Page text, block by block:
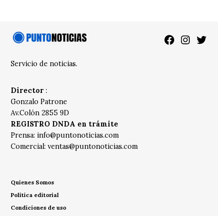
Facebook
Servicio de noticias.
Director :
Gonzalo Patrone
Av.Colón 2855 9D
REGISTRO DNDA en trámite
Prensa: info@puntonoticias.com
Comercial:ventas@puntonoticias.com
Quienes Somos
Política editorial
Condiciones de uso